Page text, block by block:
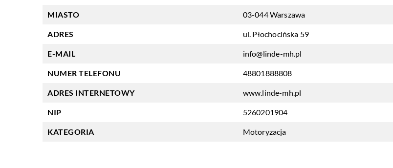
MIASTO 03-044 Warszawa
ADRES ul. Płochocińska 59
E-MAIL info@linde-mh.pl
NUMER TELEFONU 48801888808
ADRES INTERNETOWY www.linde-mh.pl
NIP 5260201904
KATEGORIA Motoryzacja